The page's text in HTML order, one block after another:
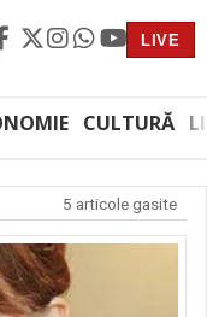
LIVE
CULTURĂ
5 articole gasite